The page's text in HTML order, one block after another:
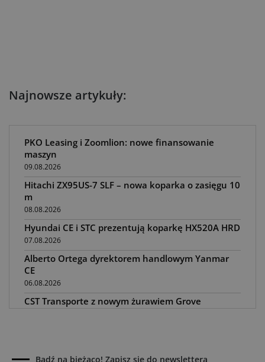
Najnowsze artykuły:
PKO Leasing i Zoomlion: nowe finansowanie
maszyn
09.08.2026
Hitachi ZX95US-7 SLF – nowa koparka o zasięgu 10
m
08.08.2026
Hyundai CE i STC prezentują koparkę HX520A HRD
07.08.2026
Alberto Ortega dyrektorem handlowym Yanmar
CE
06.08.2026
CST Transporte z nowym żurawiem Grove
04.08.2026
Bądź na bieżąco! Zapisz się do newslettera